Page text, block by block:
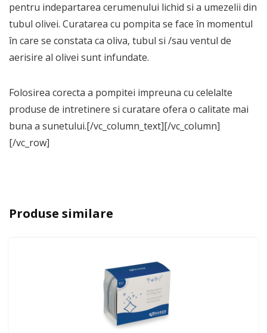
pentru indepartarea cerumenului lichid si a umezelii din
tubul olivei. Curatarea cu pompita se face în momentul
în care se constata ca oliva, tubul si /sau ventul de
aerisire al olivei sunt infundate.
Folosirea corecta a pompitei impreuna cu celelalte
produse de intretinere si curatare ofera o calitate mai
buna a sunetului.[/vc_column_text][/vc_column]
[/vc_row]
Produse similare